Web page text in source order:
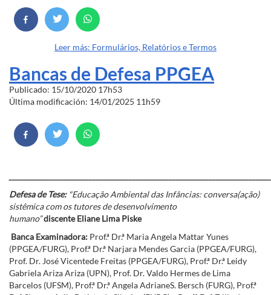
Leer más: Formulários, Relatórios e Termos
Bancas de Defesa PPGEA
Publicado: 15/10/2020 17h53
Última modificación: 14/01/2025 11h59
Defesa de Tese: "Educação Ambiental das Infâncias: conversa(ação)
sistêmica com os tutores de desenvolvimento
humano”discente Eliane Lima Piske
Banca Examinadora: Prof.ª Dr.ª Maria Angela Mattar Yunes
(PPGEA/FURG), Prof.ª Dr.ª Narjara Mendes Garcia (PPGEA/FURG),
Prof. Dr. José Vicentede Freitas (PPGEA/FURG), Prof.ª Dr.ª Leidy
Gabriela Ariza Ariza (UPN), Prof. Dr. Valdo Hermes de Lima
Barcelos (UFSM), Prof.ª Dr.ª Angela AdrianeS. Bersch (FURG), Prof.ª